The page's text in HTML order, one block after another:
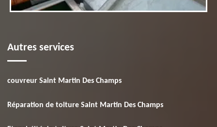
Autres services
couvreur Saint Martin Des Champs
Réparation de toiture Saint Martin Des Champs